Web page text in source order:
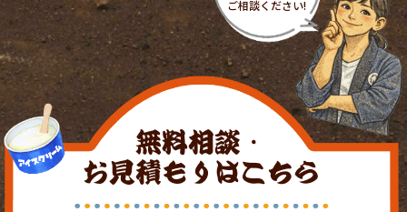
無料相談・
お見積もりはこちら